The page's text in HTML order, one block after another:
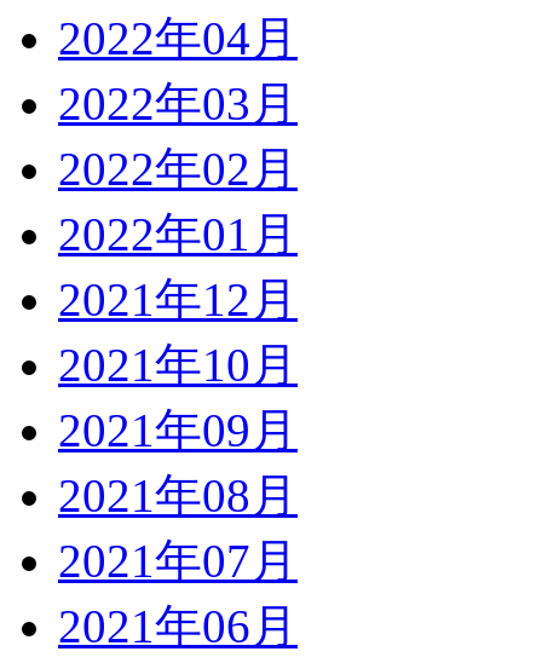
2022年04月
2022年03月
2022年02月
2022年01月
2021年12月
2021年10月
2021年09月
2021年08月
2021年07月
2021年06月